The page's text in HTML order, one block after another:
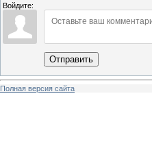
Войдите:
Отправить
Полная версия сайта